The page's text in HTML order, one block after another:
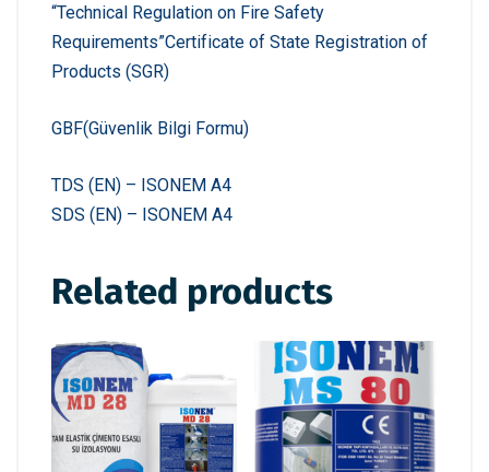
“Technical Regulation on Fire Safety
Requirements”Certificate of State Registration of
Products (SGR)
GBF(Güvenlik Bilgi Formu)
TDS (EN) – ISONEM A4
SDS (EN) – ISONEM A4
Related products